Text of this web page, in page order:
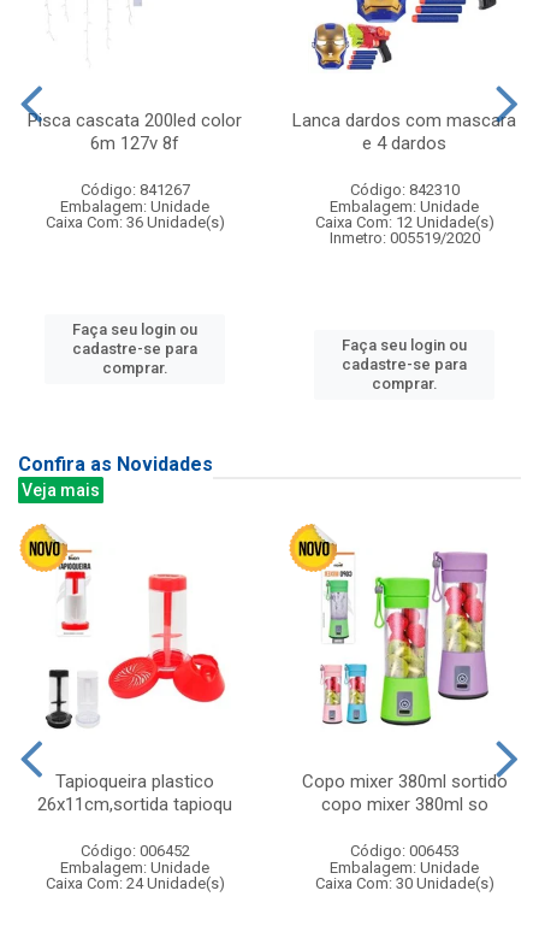
Pisca cascata 200led color
6m 127v 8f
Código: 841267
Embalagem: Unidade
Caixa Com: 36 Unidade(s)
Faça seu login ou
cadastre-se para
comprar.
Lanca dardos com mascara
e 4 dardos
Código: 842310
Embalagem: Unidade
Caixa Com: 12 Unidade(s)
Inmetro: 005519/2020
Faça seu login ou
cadastre-se para
comprar.
Confira as Novidades
Veja mais
Tapioqueira plastico
26x11cm,sortida tapioqu
Código: 006452
Embalagem: Unidade
Caixa Com: 24 Unidade(s)
Copo mixer 380ml sortido
copo mixer 380ml so
Código: 006453
Embalagem: Unidade
Caixa Com: 30 Unidade(s)